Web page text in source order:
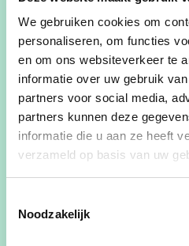
We gebruiken cookies om
personaliseren, om functies
en om ons websiteverkeer te
informatie over uw gebruik
partners voor social media,
partners kunnen deze
informatie die u aan ze heeft
verzameld op basis van uw
Noodzakelijk
Gemeenteraadslid
Fractieleider van
Ondervoorzitter
2012 tot op heden
Bijzonder
Hoogtechnologische
want dat is de
niet. Dus een beleid